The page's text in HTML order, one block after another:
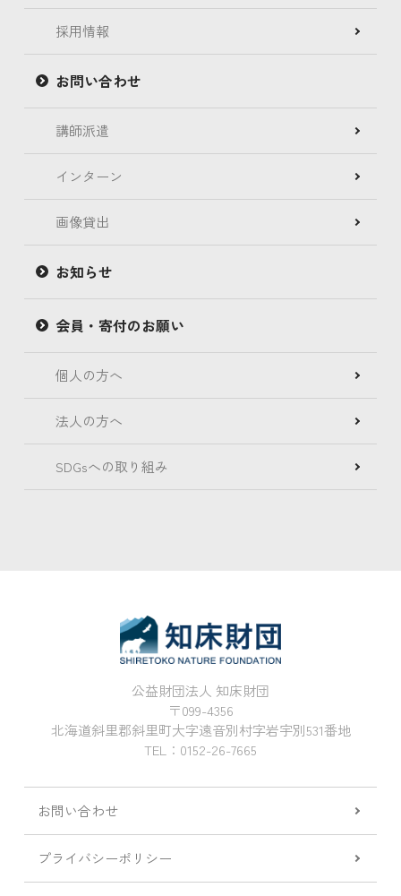
採用情報
お問い合わせ
講師派遣
インターン
画像貸出
お知らせ
会員・寄付のお願い
個人の方へ
法人の方へ
SDGsへの取り組み
公益財団法人 知床財団
〒099-4356
北海道斜里郡斜里町大字遠音別村字岩宇別531番地
TEL：0152-26-7665
お問い合わせ
プライバシーポリシー